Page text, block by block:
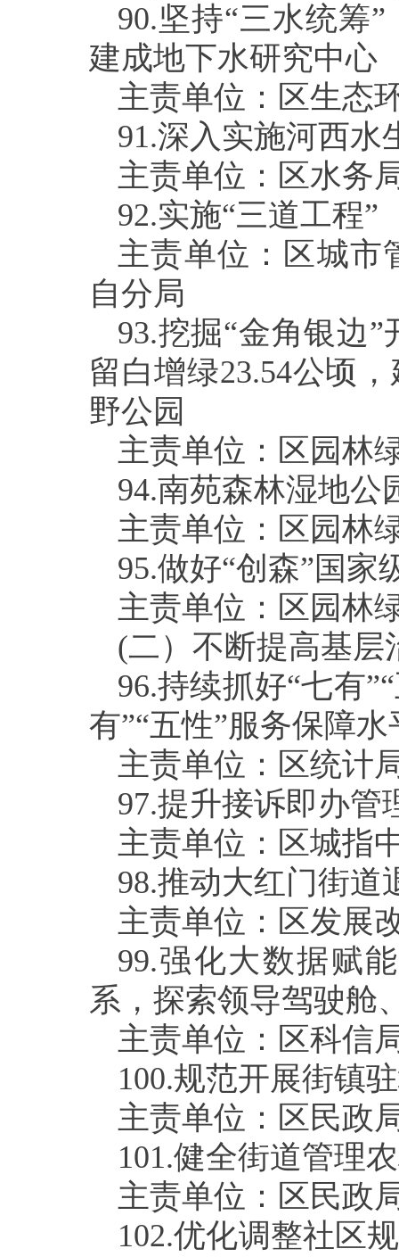
90.坚持“三水统筹
建成地下水研究中心
主责单位：区生态
91.深入实施河西水
主责单位：区水务
92.实施“三道工程”
主责单位：区城市
自分局
93.挖掘“金角银边
留白增绿23.54公顷，
野公园
主责单位：区园林
94.南苑森林湿地公
主责单位：区园林
95.做好“创森”国家
主责单位：区园林
(二）不断提高基层
96.持续抓好“七有
有”“五性”服务保障水
主责单位：区统计
97.提升接诉即办管
主责单位：区城指
98.推动大红门街道
主责单位：区发展
99.强化大数据赋
系，探索领导驾驶舱
主责单位：区科信
100.规范开展街镇
主责单位：区民政
101.健全街道管理
主责单位：区民政
102.优化调整社区